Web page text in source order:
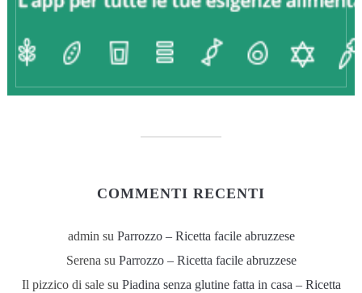
COMMENTI RECENTI
admin su Parrozzo – Ricetta facile abruzzese
Serena su Parrozzo – Ricetta facile abruzzese
Il pizzico di salesu Piadina senza glutine fatta in casa – Ricetta